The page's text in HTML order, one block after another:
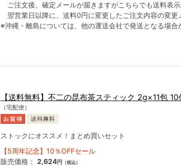
ご注文後、確定メールが届きますがこちらでも送料表示
翌営業日以降に、送料0円に変更したご注文内容の変更
※沖縄・離島については、他の運送会社で発送となる場合
【送料無料】不二の昆布茶スティック 2g×11包
（宅配便）
ストックにオススメ！まとめ買いセット
【5周年記念】10％OFFセール
販売価格： 2,624円 （税込）